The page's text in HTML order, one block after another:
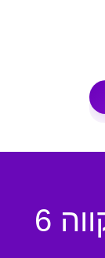
פלייבק לשיר: התקווה 6